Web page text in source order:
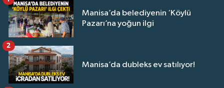
Manisa’da belediyenin ‘Köylü
Pazarı’na yoğun ilgi
Manisa’da dubleks ev satılıyor!
2